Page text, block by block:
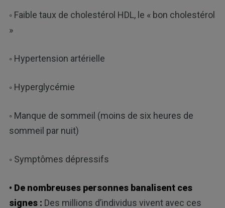
◦ Faible taux de cholestérol HDL, le « bon cholestérol
»
◦ Hypertension artérielle
◦ Hyperglycémie
◦ Manque de sommeil (moins de six heures de
sommeil par nuit)
◦ Symptômes dépressifs
• De nombreuses personnes banalisent ces
signes : Des millions d’individus vivent avec ces